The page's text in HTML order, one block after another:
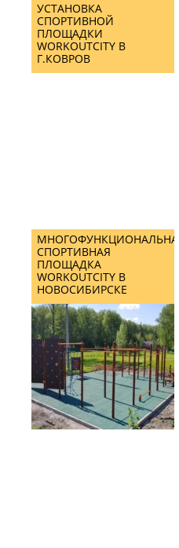
УСТАНОВКА
СПОРТИВНОЙ
ПЛОЩАДКИ
WORKOUTCITY В
Г.КОВРОВ
МНОГОФУНКЦИОНАЛЬНАЯ
СПОРТИВНАЯ
ПЛОЩАДКА
WORKOUTCITY В
НОВОСИБИРСКЕ